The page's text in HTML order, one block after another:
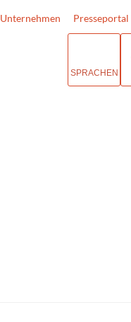
Unternehmen Presseportal
SPRACHEN